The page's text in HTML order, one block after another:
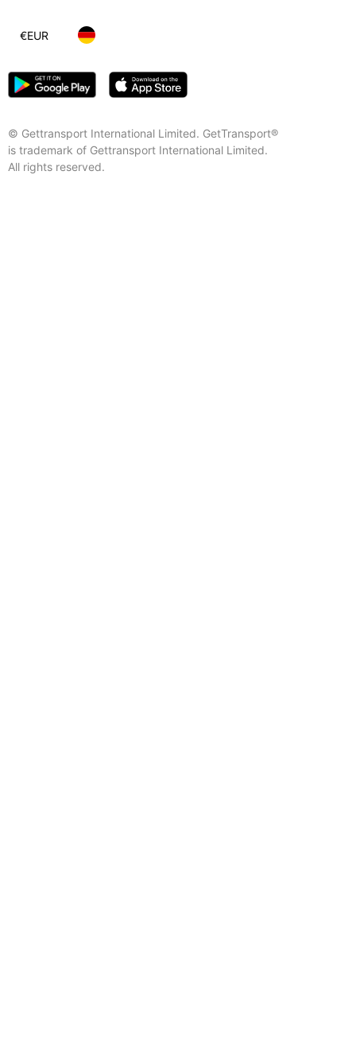
© Gettransport International Limited. GetTransport®
is trademark of Gettransport International Limited.
All rights reserved.
€EUR